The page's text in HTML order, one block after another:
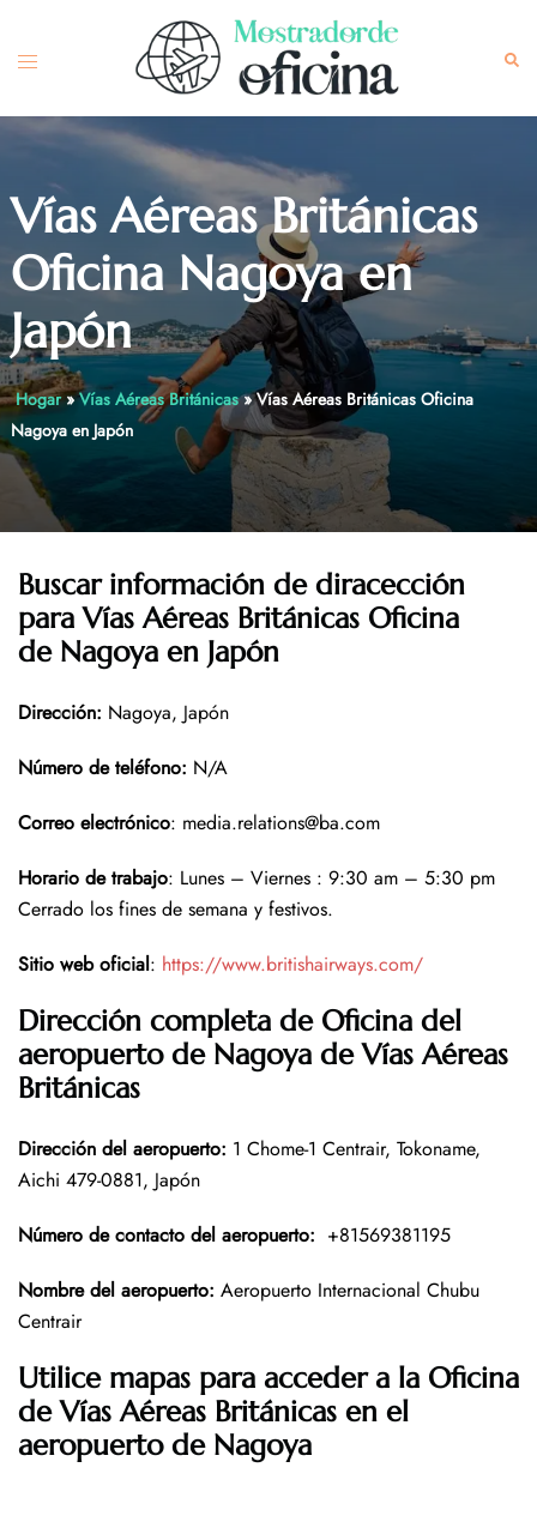
content
Toggle
Vías Aéreas Británicas
Oficina Nagoya en
Japón
Hogar»Vías Aéreas Británicas»Vías Aéreas Británicas Oficina
Nagoya en Japón
Buscar información de diracección
para Vías Aéreas Británicas Oficina
de Nagoya en Japón
Dirección: Nagoya, Japón
Número de teléfono: N/A
Correo electrónico: media.relations@ba.com
Horario de trabajo: Lunes – Viernes : 9:30 am – 5:30 pm
Cerrado los fines de semana y festivos.
Sitio web oficial: https://www.britishairways.com/
Dirección completa de Oficina del
aeropuerto de Nagoya de Vías Aéreas
Británicas
Dirección del aeropuerto: 1 Chome-1 Centrair, Tokoname,
Aichi 479-0881, Japón
Número de contacto del aeropuerto: +81569381195
Nombre del aeropuerto: Aeropuerto Internacional Chubu
Centrair
Utilice mapas para acceder a la Oficina
de Vías Aéreas Británicas en el
aeropuerto de Nagoya